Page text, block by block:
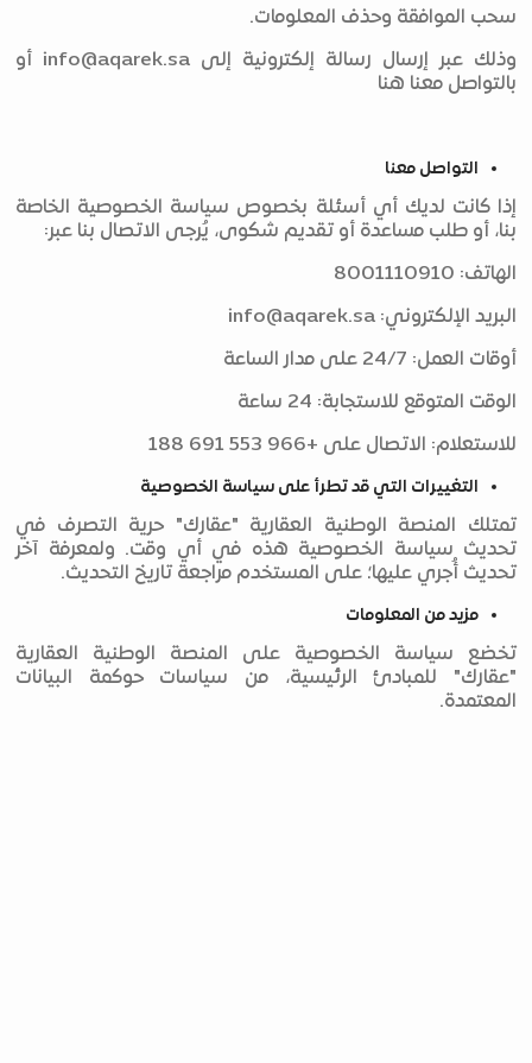
سحب الموافقة وحذف المعلومات.
وذلك عبر إرسال رسالة إلكترونية إلى info@aqarek.sa أو
بالتواصل معنا هنا
التواصل معنا
إذا كانت لديك أي أسئلة بخصوص سياسة الخصوصية الخاصة
بنا، أو طلب مساعدة أو تقديم شكوى، يُرجى الاتصال بنا عبر:
الهاتف: 8001110910
البريد الإلكتروني: info@aqarek.sa
أوقات العمل: 24/7 على مدار الساعة
الوقت المتوقع للاستجابة: 24 ساعة
للاستعلام: الاتصال على +966 553 691 188
التغييرات التي قد تطرأ على سياسة الخصوصية
تمتلك المنصة الوطنية العقارية "عقارك" حرية التصرف في
تحديث سياسة الخصوصية هذه في أي وقت. ولمعرفة آخر
تحديث أُجري عليها؛ على المستخدم مراجعة تاريخ التحديث.
مزيد من المعلومات
تخضع سياسة الخصوصية على المنصة الوطنية العقارية
"عقارك" للمبادئ الرئيسية، من سياسات حوكمة البيانات
المعتمدة.